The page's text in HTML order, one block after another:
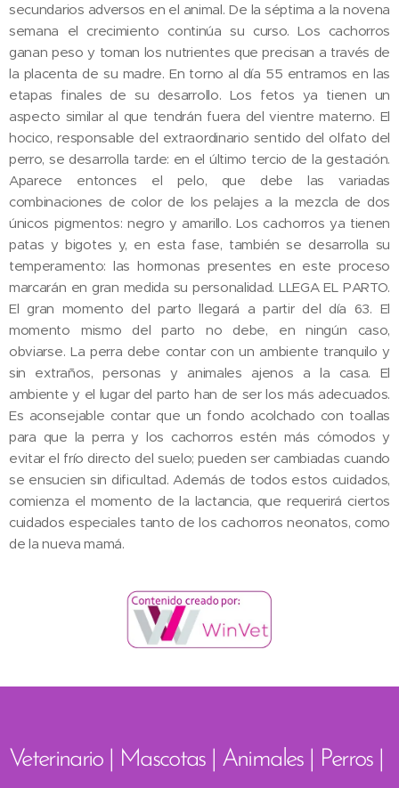
secundarios adversos en el animal. De la séptima a la novena
semana el crecimiento continúa su curso. Los cachorros
ganan peso y toman los nutrientes que precisan a través de
la placenta de su madre. En torno al día 55 entramos en las
etapas finales de su desarrollo. Los fetos ya tienen un
aspecto similar al que tendrán fuera del vientre materno. El
hocico, responsable del extraordinario sentido del olfato del
perro, se desarrolla tarde: en el último tercio de la gestación.
Aparece entonces el pelo, que debe las variadas
combinaciones de color de los pelajes a la mezcla de dos
únicos pigmentos: negro y amarillo. Los cachorros ya tienen
patas y bigotes y, en esta fase, también se desarrolla su
temperamento: las hormonas presentes en este proceso
marcarán en gran medida su personalidad. LLEGA EL PARTO.
El gran momento del parto llegará a partir del día 63. El
momento mismo del parto no debe, en ningún caso,
obviarse. La perra debe contar con un ambiente tranquilo y
sin extraños, personas y animales ajenos a la casa. El
ambiente y el lugar del parto han de ser los más adecuados.
Es aconsejable contar que un fondo acolchado con toallas
para que la perra y los cachorros estén más cómodos y
evitar el frío directo del suelo; pueden ser cambiadas cuando
se ensucien sin dificultad. Además de todos estos cuidados,
comienza el momento de la lactancia, que requerirá ciertos
cuidados especiales tanto de los cachorros neonatos, como
de la nueva mamá.
Veterinario | Mascotas | Animales | Perros |